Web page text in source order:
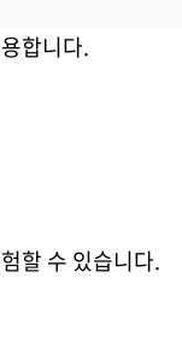
합니다.
할 수 있습니다.